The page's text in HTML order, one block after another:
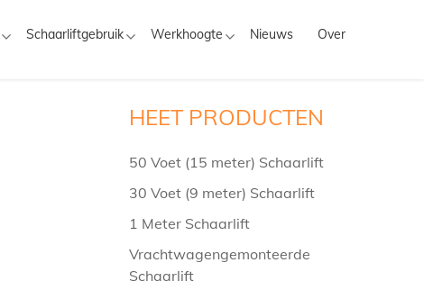
Schaarliftgebruik Werkhoogte Nieuws Over
HEET PRODUCTEN
50 Voet (15 meter) Schaarlift
30 Voet (9 meter) Schaarlift
1 Meter Schaarlift
Vrachtwagengemonteerde
Schaarlift